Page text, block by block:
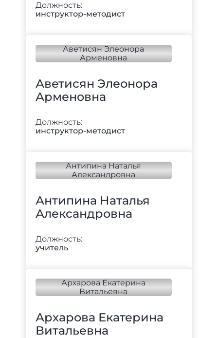
Должность:
инструктор-методист
Аветисян Элеонора
Арменовна
Должность:
инструктор-методист
Антипина Наталья
Александровна
Должность:
учитель
Архарова Екатерина
Витальевна